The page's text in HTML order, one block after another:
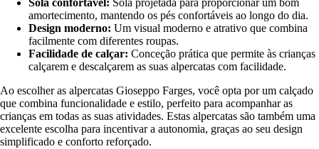
Sola confortável: Sola projetada para proporcionar um bom
amortecimento, mantendo os pés confortáveis ao longo do dia.
Design moderno: Um visual moderno e atrativo que combina
facilmente com diferentes roupas.
Facilidade de calçar: Conceção prática que permite às crianças
calçarem e descalçarem as suas alpercatas com facilidade.
Ao escolher as alpercatas Gioseppo Farges, você opta por um calçado
que combina funcionalidade e estilo, perfeito para acompanhar as
crianças em todas as suas atividades. Estas alpercatas são também uma
excelente escolha para incentivar a autonomia, graças ao seu design
simplificado e conforto reforçado.